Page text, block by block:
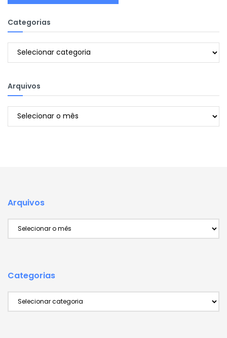
Categorias
Categorias
Arquivos
Arquivos
Arquivos
Categorias